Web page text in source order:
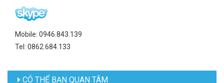
Mobile: 0946.843.139
Tel: 0862.684.133
CÓ THỂ BẠN QUAN TÂM